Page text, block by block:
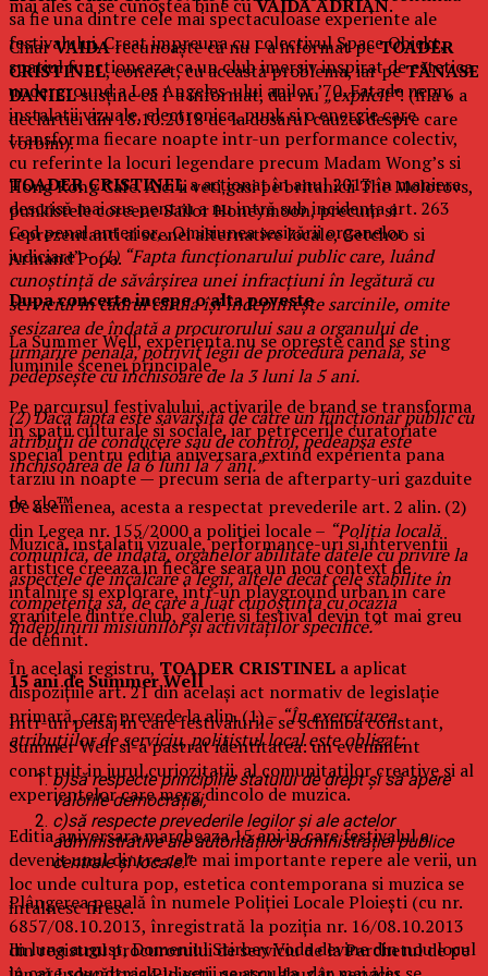
mai ales că se cunoștea bine cuVAIDA ADRIAN.
ChiarVAIDArecunoaște că nu l-a informat peTOADER
CRISTINEL, concret, cu această problema, iar peTĂNASE
DANIELsusține că l-a informat, dar nu„explicit”! (filă 6 a
declartiei din 18.10.2018 de la dosarul cauzei despre care
vorbim).
TOADER CRISTINELa acționat în anul 2013 în maniera
descrisă mai sus pentru a nu intră sub incidența art. 263
Cod penal anterior, „Omisiunea sesizării organelor
judiciare” –(1) “Fapta funcţionarului public care, luând
cunoştinţă de săvârşirea unei infracţiuni în legătură cu
serviciul în cadrul căruia îşi îndeplineşte sarcinile, omite
sesizarea de îndată a procurorului sau a organului de
urmărire penală, potrivit legii de procedură penală, se
pedepseşte cu închisoare de la 3 luni la 5 ani.
(2)Dacă fapta este săvârşită de către un funcţionar public cu
atribuţii de conducere sau de control, pedeapsa este
închisoarea de la 6 luni la 7 ani.”
De asemenea, acesta a respectat prevederile art. 2 alin. (2)
din Legea nr. 155/2000 a poliției locale – “Poliția locală
comunică, de îndată, organelor abilitate datele cu privire la
aspectele de încălcare a legii, altele decât cele stabilite în
competența să, de care a luat cunoștință cu ocazia
îndeplinirii misiunilor și activităților specifice.”
În același registru, TOADER CRISTINEL a aplicat
dispozițiile art. 21 din același act normativ de legislație
primară, care prevede la alin. (1) –“În exercitarea
atribuțiilor de serviciu, polițistul local este obligat:
b)să respecte principiile statului de drept și să apere
valorile democrației;
c)să respecte prevederile legilor și ale actelor
administrative ale autorităților administrației publice
centrale și locale.”
Plângerea penală în numele Poliţiei Locale Ploiești (cu nr.
6857/08.10.2013, înregistrată la poziţia nr. 16/08.10.2013
din registrul procurorului de serviciu de la Parchetul de pe
sa fie una dintre cele mai spectaculoase experiente ale
festivalului. Creat impreuna cu colectivul Space Objekt,
spatiul functioneaza ca un club imersiv inspirat de estetica
underground a Los Angeles-ului anilor ’70. Fatade neon,
instalatii vizuale, electronica, punk si o energie care
transforma fiecare noapte intr-un performance colectiv,
cu referinte la locuri legendare precum Madam Wong’s si
Hong Kong Cafe. Aici ii veti gasi pe britanicii The Molotovs,
punkistele coreene Sailor Honeymoon, precum si
reprezentanti ai scenei alternative locale, Getchoo si
Armand Popa.
Dupa concerte incepe o alta poveste
La Summer Well, experienta nu se opreste cand se sting
luminile scenei principale.
Pe parcursul festivalului, activarile de brand se transforma
in spatii culturale si sociale, iar petrecerile curatoriate
special pentru editia aniversara extind experienta pana
tarziu in noapte — precum seria de afterparty-uri gazduite
de glo™.
Muzica, instalatii vizuale, performance-uri si interventii
artistice creeaza in fiecare seara un nou context de
intalnire si explorare, intr-un playground urban in care
granitele dintre club, galerie si festival devin tot mai greu
de definit.
15 ani de Summer Well
Intr-un peisaj in care festivalurile se schimba constant,
Summer Well si-a pastrat identitatea: un eveniment
construit in jurul curiozitatii, al comunitatilor creative si al
experientelor care merg dincolo de muzica.
Editia aniversara marcheaza 15 ani in care festivalul a
devenit unul dintre cele mai importante repere ale verii, un
loc unde cultura pop, estetica contemporana si muzica se
intalnesc firesc.
In luna august, Domeniul Stirbey Voda devine din nou locul